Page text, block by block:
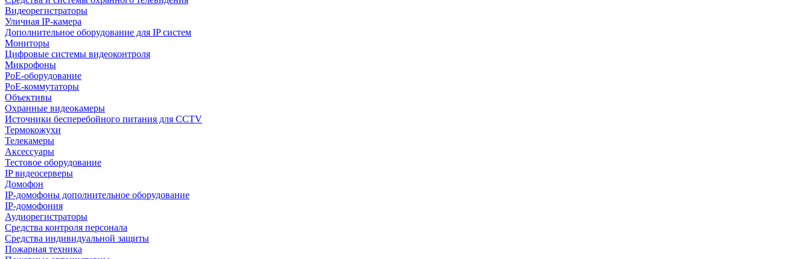
Видеорегистраторы
Уличная IP-камера
Дополнительное оборудование для IP систем
Мониторы
Цифровые системы видеоконтроля
Микрофоны
PoE-оборудование
PoE-коммутаторы
Объективы
Охранные видеокамеры
Источники бесперебойного питания для CCTV
Термокожухи
Телекамеры
Аксессуары
Тестовое оборудование
IP видеосерверы
Домофон
IP-домофоны дополнительное оборудование
IP-домофония
Аудиорегистраторы
Средства контроля персонала
Средства индивидуальной защиты
Пожарная техника